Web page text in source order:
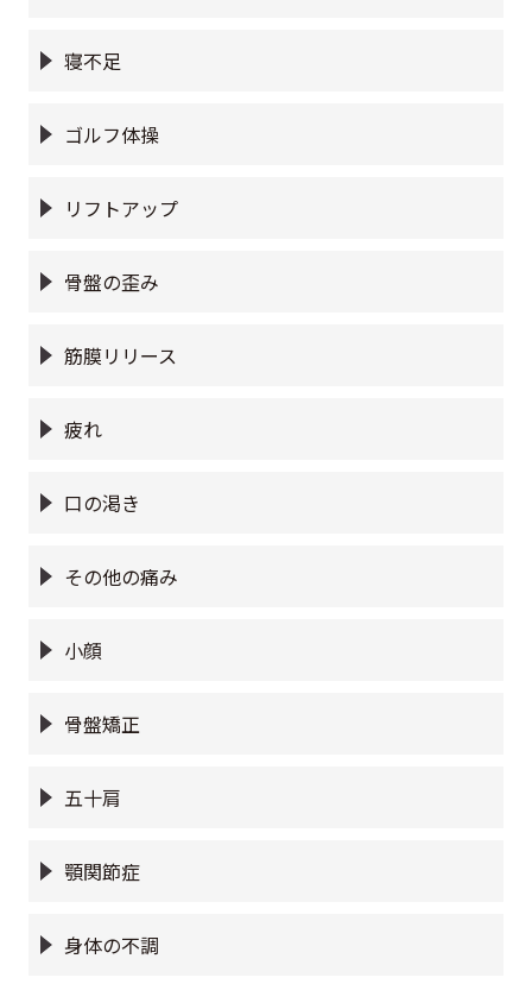
寝不足
ゴルフ体操
リフトアップ
骨盤の歪み
筋膜リリース
疲れ
口の渇き
その他の痛み
小顔
骨盤矯正
五十肩
顎関節症
身体の不調